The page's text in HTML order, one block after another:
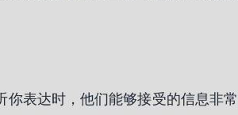
你表达时，他们能够接受的信息非常